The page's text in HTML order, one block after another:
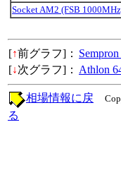
Socket AM2 (FSB
[↑前グラフ]：
[↓次グラフ]： Athlon
相場情報に戻
る